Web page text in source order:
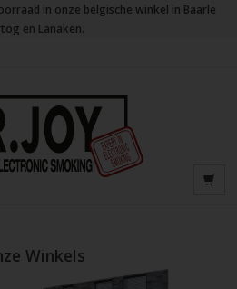
in onze belgische winkel in Baarle
en Lanaken.
Winkels